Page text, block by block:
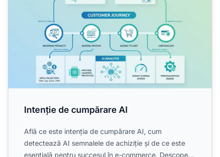
Intenție de cumpărare AI
Află ce este intenția de cumpărare AI, cum
detectează AI semnalele de achiziție și de ce este
esențială pentru succesul în e-commerce. Descoperă